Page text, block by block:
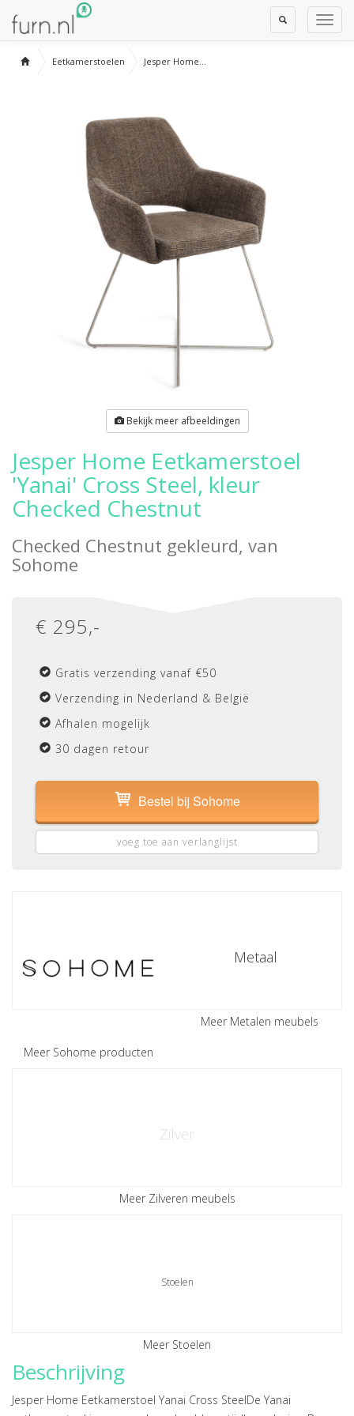
Toggle
Search
Eetkamerstoelen Jesper Home...
Bekijk meer afbeeldingen
Jesper Home Eetkamerstoel
'Yanai' Cross Steel, kleur
Checked Chestnut
Checked Chestnut gekleurd, van
Sohome
€ 295,-
Gratis verzending vanaf €50
Verzending in Nederland & België
Afhalen mogelijk
30 dagen retour
Bestel bij Sohome
voeg toe aan verlanglijst
Meer Sohome producten
Metaal
Meer Metalen meubels
Zilver
Meer Zilveren meubels
Stoelen
Meer Stoelen
Beschrijving
Jesper Home Eetkamerstoel Yanai Cross SteelDe Yanai